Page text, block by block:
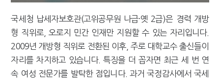
국세청 납세자보호관(고위공무원 나급·옛 2급)은 경력 개방
형 직위로, 오로지 민간 인재만 지원할 수 있는 자리입니다.
2009년 개방형 직위로 전환된 이후, 주로 대학교수 출신들이
자리를 차지하고 있습니다. 특징을 더 꼽자면 최근 세 번 연
속 여성 전문가를 발탁한 점입니다. 과거 국정감사에서 국세